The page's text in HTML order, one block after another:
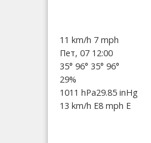
11 km/h 7 mph
Пет, 07 12:00
35° 96° 35° 96°
29%
1011 hPa29.85 inHg
13 km/h E8 mph E